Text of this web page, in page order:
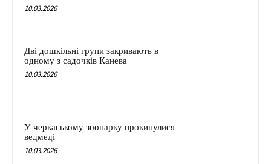
10.03.2026
Дві дошкільні групи закривають в
одному з садочків Канева
10.03.2026
У черкаському зоопарку прокинулися
ведмеді
10.03.2026